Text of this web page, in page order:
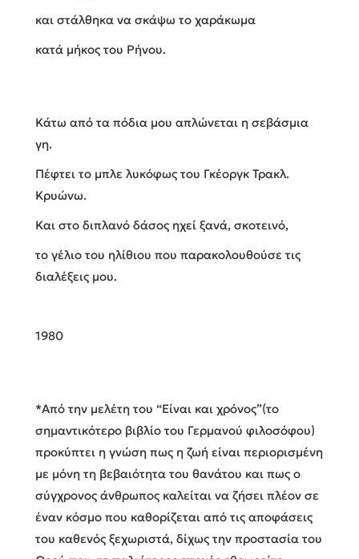
και στάλθηκα να σκάψω το χαράκωμα
κατά μήκος του Ρήνου.
Κάτω από τα πόδια μου απλώνεται η σεβάσμια
γη.
Πέφτει το μπλε λυκόφως του Γκέοργκ Τρακλ.
Κρυώνω.
Και στο διπλανό δάσος ηχεί ξανά, σκοτεινό,
το γέλιο του ηλίθιου που παρακολουθούσε τις
διαλέξεις μου.
1980
*Από την μελέτη του “Είναι και χρόνος”(το
σημαντικότερο βιβλίο του Γερμανού φιλοσόφου)
προκύπτει η γνώση πως η ζωή είναι περιορισμένη
με μόνη τη βεβαιότητα του θανάτου και πως ο
σύγχρονος άνθρωπος καλείται να ζήσει πλέον σε
έναν κόσμο που καθορίζεται από τις αποφάσεις
του καθενός ξεχωριστά, δίχως την προστασία του